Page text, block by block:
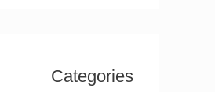
Categories